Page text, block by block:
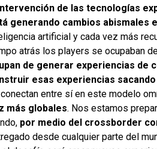
de las tecnologías
generando cambios abismales
artificial y cada vez más
atrás los players se ocupaban
de generar experiencias de
esas experiencias
entre sí en este modelo
más globales. Nos estamos
por medio del crossborder
desde cualquier parte del